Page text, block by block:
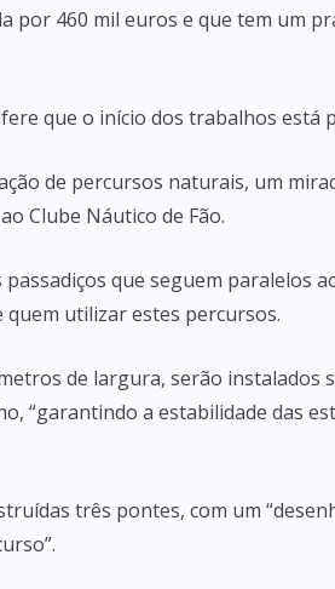
por 460 mil euros e que tem um
que o início dos trabalhos está
de percursos naturais, um
Clube Náutico de Fão.
que seguem paralelos
utilizar estes percursos.
de largura, serão instalados
“garantindo a estabilidade das
três pontes, com um